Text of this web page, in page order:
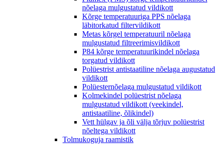
nõelaga mulgustatud vildikott
Kõrge temperatuuriga PPS nõelaga
läbitorkatud filtervildikott
Metas kõrgel temperatuuril nõelaga
mulgustatud filtreerimisvildikott
P84 kõrge temperatuurikindel nõelaga
torgatud vildikott
Polüestrist antistaatiline nõelaga augustatud
vildikott
Polüesternõelaga mulgustatud vildikott
Kolmekindel polüestrist nõelaga
mulgustatud vildikott (veekindel,
antistaatiline, õlikindel)
Vett hülgav ja õli välja tõrjuv polüestrist
nõeltega vildikott
Tolmukoguja raamistik